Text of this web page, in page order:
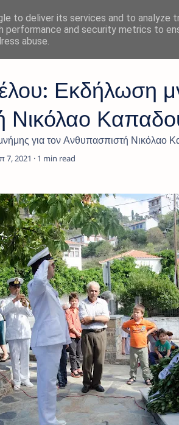
Εκδήλωση
Νικόλαο
για τον Ανθυπασπιστή Νικόλαο
1
to deliver its services and to analyze
performance and security metrics to
abuse.